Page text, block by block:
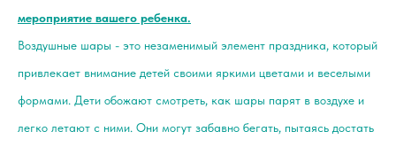
мероприятие вашего ребенка.
Воздушные шары - это незаменимый элемент праздника, который
привлекает внимание детей своими яркими цветами и веселыми
формами. Дети обожают смотреть, как шары парят в воздухе и
легко летают с ними. Они могут забавно бегать, пытаясь достать